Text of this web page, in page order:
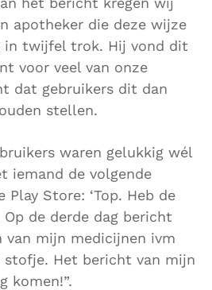
apotheker die deze wijze
in twijfel trok. Hij vond dit
voor veel van onze
dat gebruikers dit dan
stellen.
waren gelukkig wél
iemand de volgende
Play Store: ‘Top. Heb de
Op de derde dag bericht
van mijn medicijnen ivm
stofje. Het bericht van mijn
komen!”.